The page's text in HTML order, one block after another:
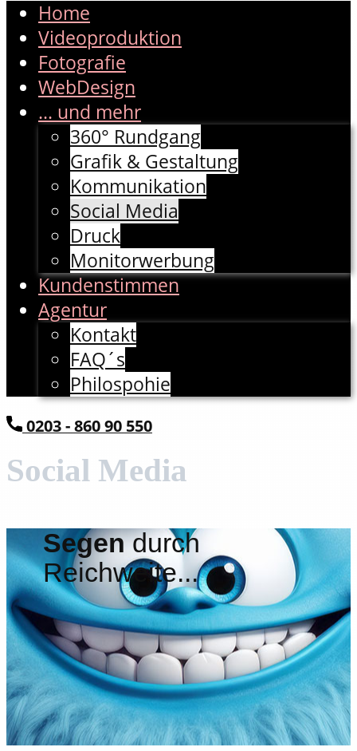
Home
Videoproduktion
Fotografie
WebDesign
... und mehr
360° Rundgang
Grafik & Gestaltung
Kommunikation
Social Media
Druck
Monitorwerbung
Kundenstimmen
Agentur
Kontakt
FAQ´s
Philospohie
​0203 - 860 90 550
Social Me​​dia
Segendurch
Reichweite...